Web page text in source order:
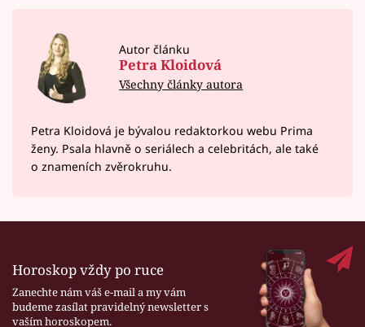
Autor článku
Petra Kloidová
Všechny články autora
Petra Kloidová je bývalou redaktorkou webu Prima
ženy. Psala hlavně o seriálech a celebritách, ale také
o znameních zvěrokruhu.
Horoskop vždy po ruce
Zanechte nám váš e-mail a my vám
budeme zasílat pravidelný newsletter s
vaším horoskopem.